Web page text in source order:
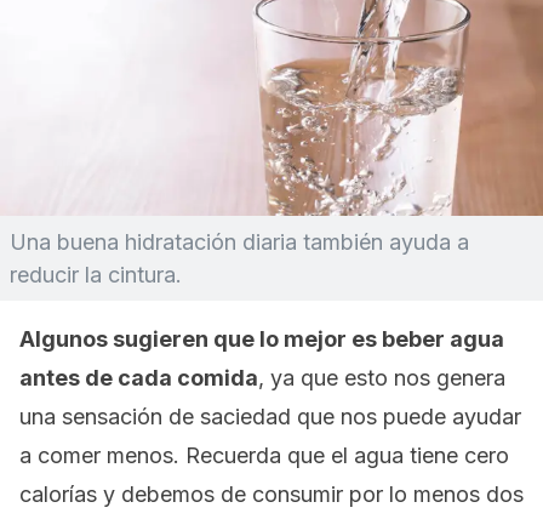
Una buena hidratación diaria también ayuda a
reducir la cintura.
Algunos sugieren que lo mejor es beber agua
antes de cada comida, ya que esto nos genera
una sensación de saciedad que nos puede ayudar
a comer menos. Recuerda que el agua tiene cero
calorías y debemos de consumir por lo menos dos